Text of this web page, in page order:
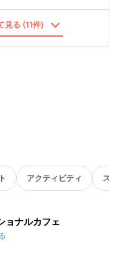
見る (11件)
アクティビティ ス
ョナルカフェ